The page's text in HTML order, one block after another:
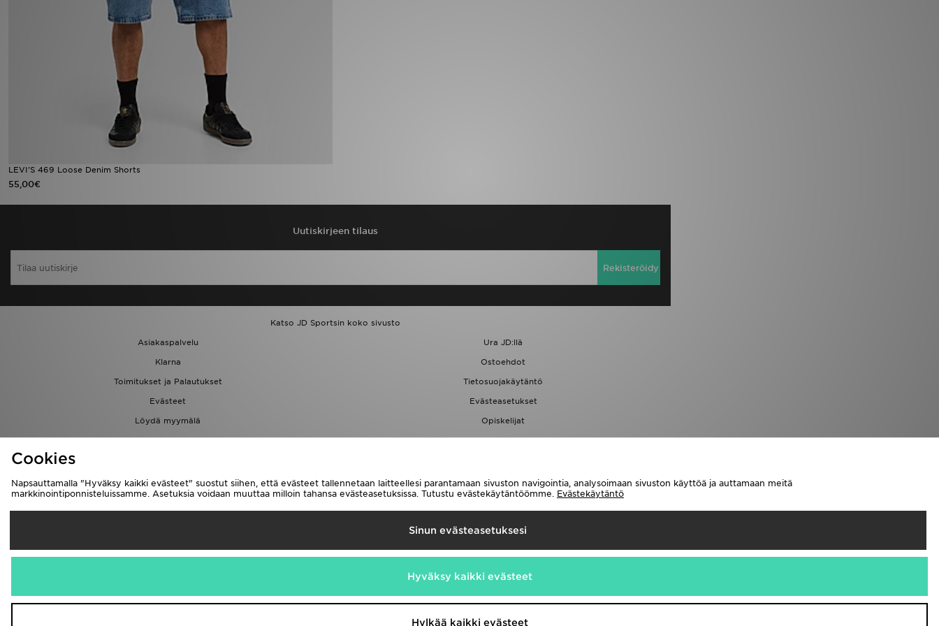
LEVI'S 469 Loose Denim Shorts
55,00€
Uutiskirjeen tilaus
Rekisteröidy
Katso JD Sportsin koko sivusto
Asiakaspalvelu
Ura JD:llä
Klarna
Ostoehdot
Toimitukset ja Palautukset
Tietosuojakäytäntö
Evästeet
Evästeasetukset
Löydä myymälä
Opiskelijat
Kumppanuusohjelma
JD Blog
Toimitetaan
Me hyväksymme seuraavat maksutavat
www.jdplc.com
Cookies
Napsauttamalla "Hyväksy kaikki evästeet" suostut siihen, että evästeet tallennetaan laitteellesi parantamaan sivuston navigointia, analysoimaan sivuston käyttöä ja auttamaan meitä
markkinointiponnisteluissamme. Asetuksia voidaan muuttaa milloin tahansa evästeasetuksissa. Tutustu evästekäytäntöömme. Evästekäytäntö
Sinun evästeasetuksesi
Hyväksy kaikki evästeet
Hylkää kaikki evästeet